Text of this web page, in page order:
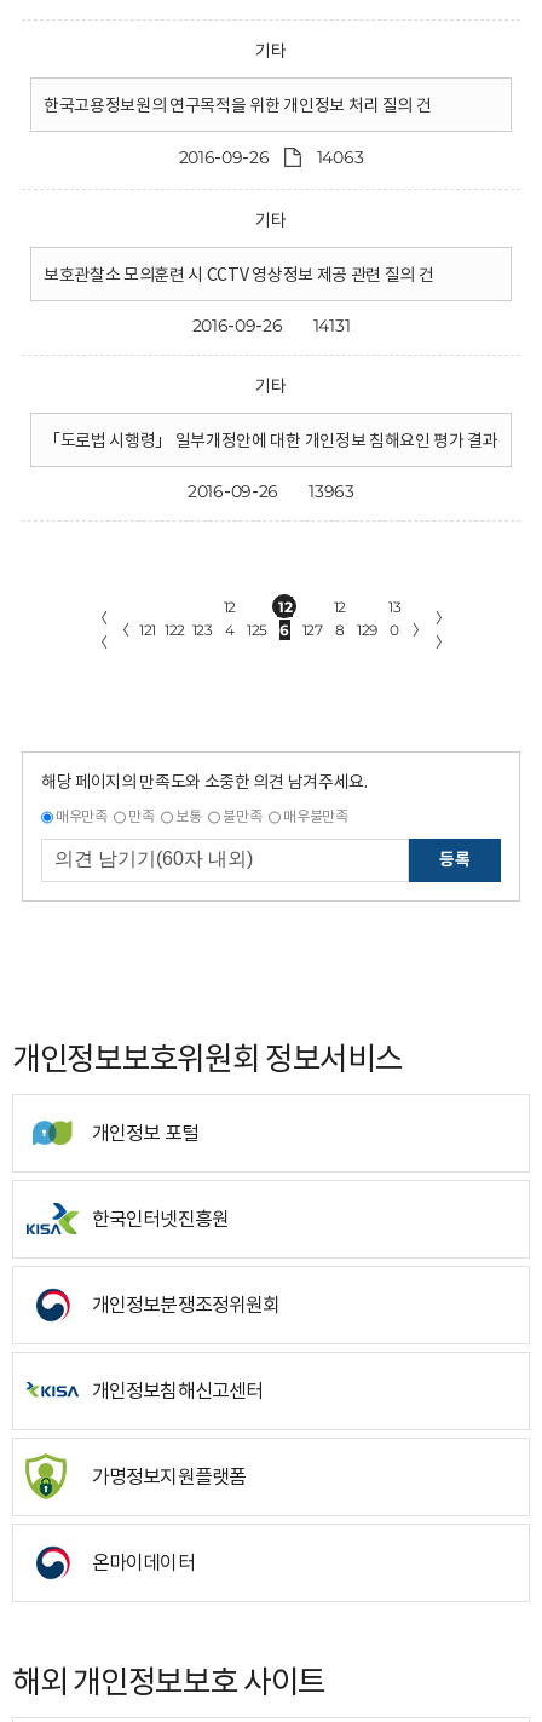
기타
한국고용정보원의 연구목적을 위한 개인정보 처리 질의 건
2016-09-26 14063
기타
보호관찰소 모의훈련 시 CCTV 영상정보 제공 관련 질의 건
2016-09-26 14131
기타
「도로법 시행령」 일부개정안에 대한 개인정보 침해요인 평가 결과
2016-09-26 13963
〈
〈
〈 121 122 123
12
4
125
12
6
127
12
8
129
13
0
〉
〉
〉
해당 페이지의 만족도와 소중한 의견 남겨주세요.
매우만족 만족 보통 불만족 매우불만족
등록
개인정보보호위원회 정보서비스
개인정보 포털
한국인터넷진흥원
개인정보분쟁조정위원회
개인정보침해신고센터
가명정보지원플랫폼
온마이데이터
해외 개인정보보호 사이트